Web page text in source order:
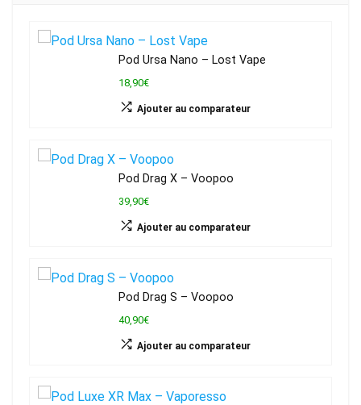
Pod Ursa Nano – Lost Vape
18,90€
Ajouter au comparateur
Pod Drag X – Voopoo
39,90€
Ajouter au comparateur
Pod Drag S – Voopoo
40,90€
Ajouter au comparateur